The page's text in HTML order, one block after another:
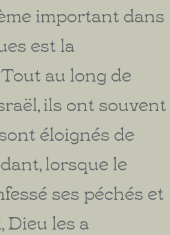
important dans
est la
au long de
ils ont souvent
éloignés de
lorsque le
ses péchés et
Dieu les a